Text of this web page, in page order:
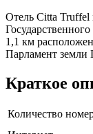
Отель Citta Truffel
1,1 км
Парламент земли
Краткое
Количество